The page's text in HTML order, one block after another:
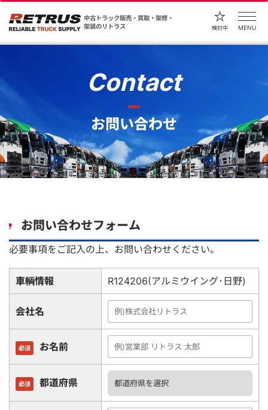
中古トラック販売・買取・架修・
架装のリトラス
検討中 MENU
Contact
お問い合わせ
お問い合わせフォーム
必要事項をご記入の上、お問い合わせください。
車輌情報 R124206(アルミウイング･日野)
会社名
必須 お名前
必須 都道府県